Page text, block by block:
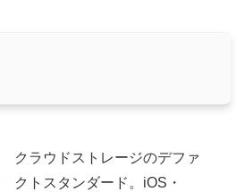
クラウドストレージのデファ
クトスタンダード。iOS・